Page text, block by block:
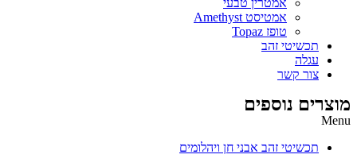
אמטרין טבעי
אמטיסט Amethyst
טופז Topaz
תכשיטי זהב
עגלה
צור קשר
מוצרים נוספים
Menu
תכשיטי זהב אבני חן ויהלומים